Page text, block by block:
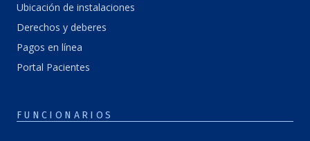
Ubicación de instalaciones
Derechos y deberes
Pagos en línea
Portal Pacientes
FUNCIONARIOS